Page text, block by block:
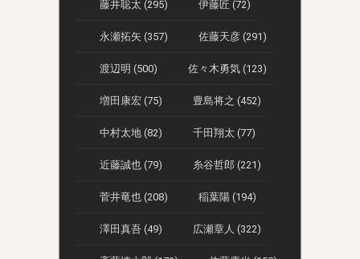
藤井聡太 (295) 伊藤匠 (72)
永瀬拓矢 (357) 佐藤天彦 (291)
渡辺明 (500) 佐々木勇気 (123)
増田康宏 (75) 豊島将之 (452)
中村太地 (82) 千田翔太 (77)
近藤誠也 (79) 糸谷哲郎 (221)
菅井竜也 (208) 稲葉陽 (194)
澤田真吾 (49) 広瀬章人 (322)